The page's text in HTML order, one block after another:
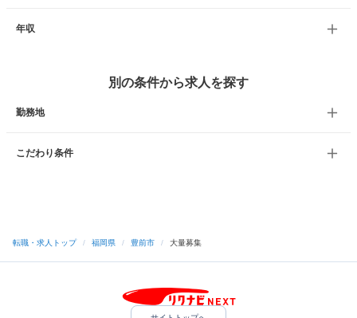
年収
別の条件から求人を探す
勤務地
こだわり条件
転職・求人トップ / 福岡県 / 豊前市 / 大量募集